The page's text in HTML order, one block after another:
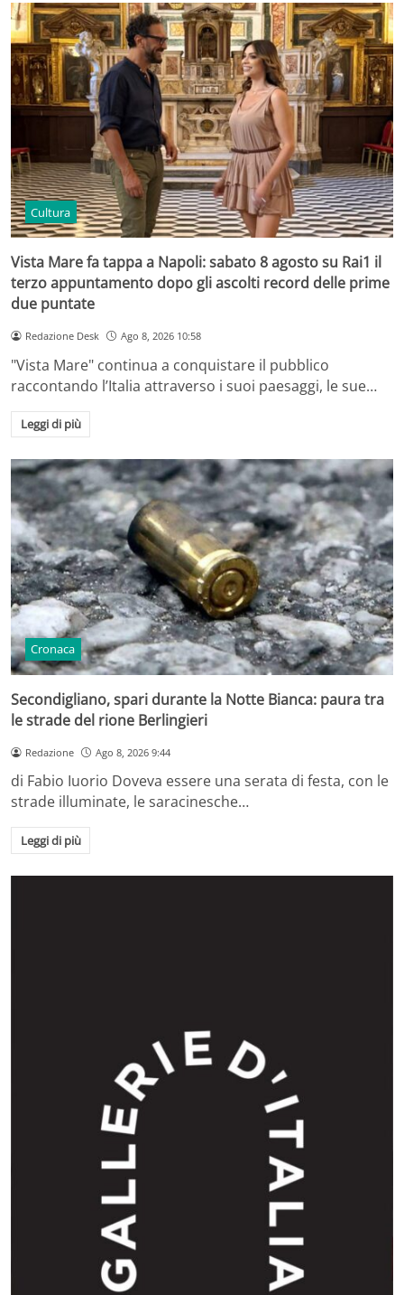
Cultura
Vista Mare fa tappa a Napoli: sabato 8 agosto su Rai1 il
terzo appuntamento dopo gli ascolti record delle prime
due puntate
Redazione Desk Ago 8, 2026 10:58
"Vista Mare" continua a conquistare il pubblico
raccontando l’Italia attraverso i suoi paesaggi, le sue…
Leggi di più
Cronaca
Secondigliano, spari durante la Notte Bianca: paura tra
le strade del rione Berlingieri
Redazione Ago 8, 2026 9:44
di Fabio Iuorio Doveva essere una serata di festa, con le
strade illuminate, le saracinesche…
Leggi di più